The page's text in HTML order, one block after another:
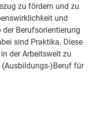
zu fördern und zu
und
Berufsorientierung
sind Praktika. Diese
der Arbeitswelt zu
)Beruf für